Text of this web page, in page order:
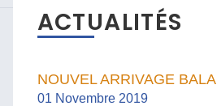
ACTUALITÉS
NOUVEL ARRIVAGE
01 Novembre 2019